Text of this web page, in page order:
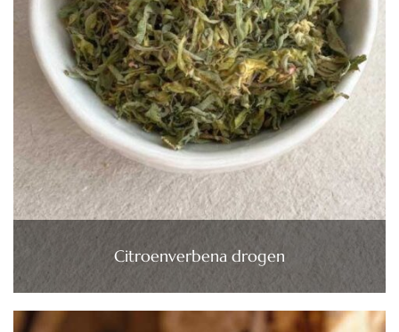
Citroenverbena drogen